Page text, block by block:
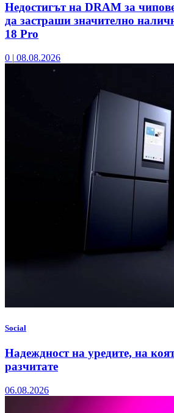
Недостигът на DRAM за
да застраши значително
18 Pro
0 | 08.08.2026
Social
Надеждност на уредите, на
разчитате
06.08.2026